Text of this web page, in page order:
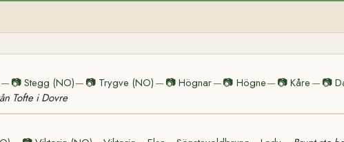
— 📷 Stegg (NO)— 📷 Trygve (NO) — 📷Högnar—📷 Högne— 📷Kåre — 📷
Tofte i Dovre